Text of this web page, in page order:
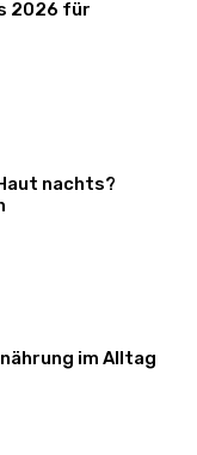
2026 für
nachts?
im Alltag